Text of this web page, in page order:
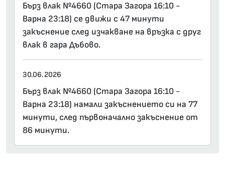
Бърз влак №4660 (Стара Загора 16:10 -
Варна 23:18) се движи с 47 минути
закъснение след изчакване на връзка с друг
влак в гара Дъбово.
30.06.2026
Бърз влак №4660 (Стара Загора 16:10 -
Варна 23:18) намали закъснението си на 77
минути, след първоначално закъснение от
86 минути.